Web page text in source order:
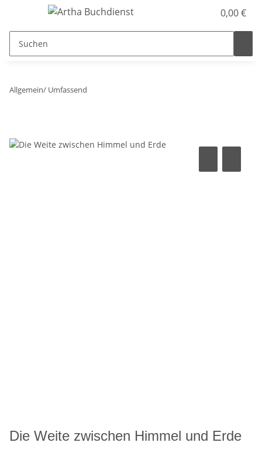
0,00 €
Allgemein/ Umfassend
Die Weite zwischen Himmel und Erde